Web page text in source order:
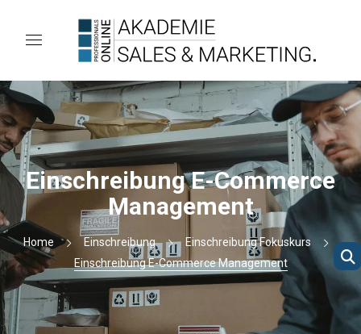
Einschreibung E-Commerce
Management
Home Einschreibung
Einschreibung Fokuskurs
Einschreibung E-Commerce Management